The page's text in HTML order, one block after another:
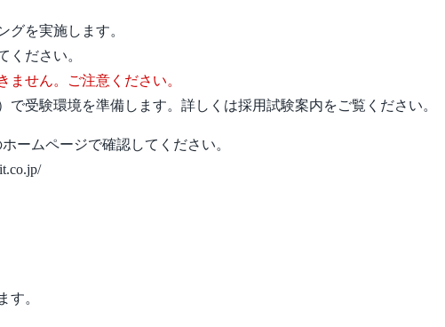
グを実施します。
ください。
せん。ご注意ください。
受験環境を準備します。詳しくは採用試験案内をご覧ください。
ームページで確認してください。
す。